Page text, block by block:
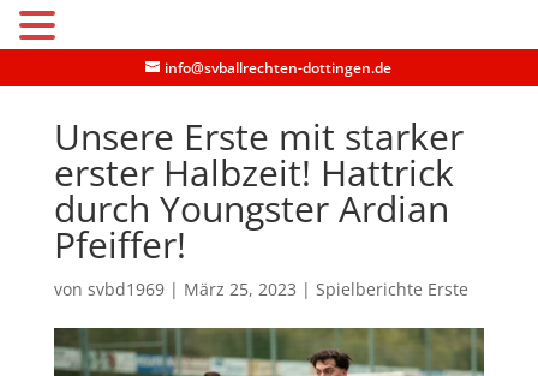
info@svballrechten-dottingen.de
Unsere Erste mit starker
erster Halbzeit! Hattrick
durch Youngster Ardian
Pfeiffer!
von svbd1969| März 25, 2023 | Spielberichte Erste